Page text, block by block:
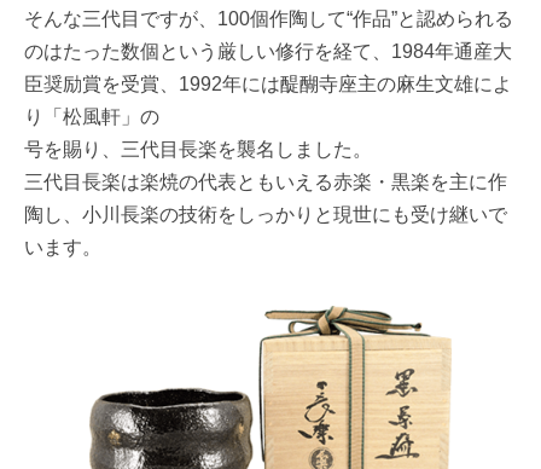
そんな三代目ですが、100個作陶して“作品”と認められる
のはたった数個という厳しい修行を経て、1984年通産大
臣奨励賞を受賞、1992年には醍醐寺座主の麻生文雄によ
り「松風軒」の
号を賜り、三代目長楽を襲名しました。
三代目長楽は楽焼の代表ともいえる赤楽・黒楽を主に作
陶し、小川長楽の技術をしっかりと現世にも受け継いで
います。